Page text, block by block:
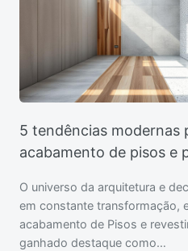
5 tendências modernas
acabamento de pisos e
O universo da arquitetura e
em constante transformação,
acabamento de Pisos e
ganhado destaque como…